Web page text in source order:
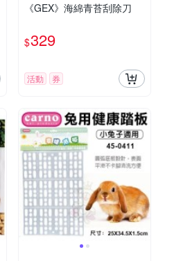
《GEX》海綿青苔刮除刀
$329
活動 券